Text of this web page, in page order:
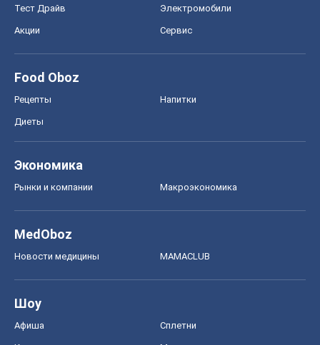
Тест Драйв Электромобили
Акции Сервис
Food Oboz
Рецепты Напитки
Диеты
Экономика
Рынки и компании Mакроэкономика
MedOboz
Новости медицины MAMACLUB
Шоу
Афиша Сплетни